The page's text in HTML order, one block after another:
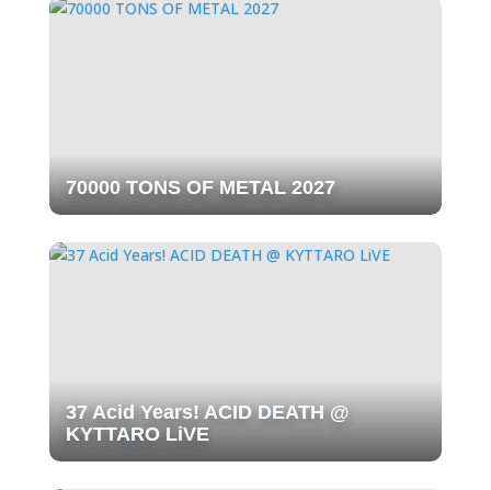
70000 TONS OF METAL 2027
37 Acid Years! ACID DEATH @
KYTTARO LiVE